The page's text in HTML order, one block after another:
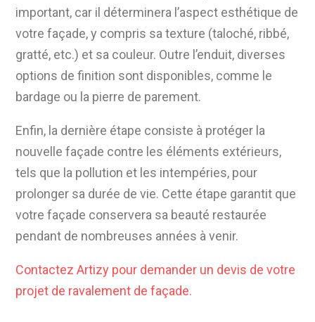
important, car il déterminera l’aspect esthétique de
votre façade, y compris sa texture (taloché, ribbé,
gratté, etc.) et sa couleur. Outre l’enduit, diverses
options de finition sont disponibles, comme le
bardage ou la pierre de parement.
Enfin, la dernière étape consiste à protéger la
nouvelle façade contre les éléments extérieurs,
tels que la pollution et les intempéries, pour
prolonger sa durée de vie. Cette étape garantit que
votre façade conservera sa beauté restaurée
pendant de nombreuses années à venir.
Contactez Artizy pour demander un devis de votre
projet de ravalement de façade.